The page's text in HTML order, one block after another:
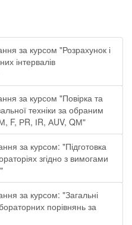
за курсом "Розрахунок і
інтервалів
за курсом "Повірка та
техніки за обраним
F, РR, ІR, АUV, QМ"
за курсом: "Підготовка
згідно з вимогами
за курсом: "Загальні
порівнянь за